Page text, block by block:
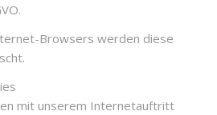
Browsers werden diese
mit unserem Internetauftritt